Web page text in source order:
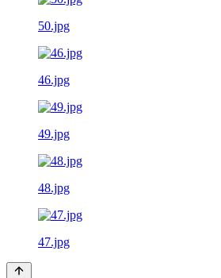
50.jpg
46.jpg
49.jpg
48.jpg
47.jpg